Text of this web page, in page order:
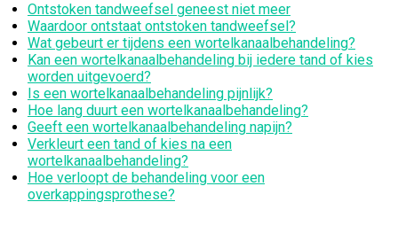
Ontstoken tandweefsel geneest niet meer
Waardoor ontstaat ontstoken tandweefsel?
Wat gebeurt er tijdens een wortelkanaalbehandeling?
Kan een wortelkanaalbehandeling bij iedere tand of kies
worden uitgevoerd?
Is een wortelkanaalbehandeling pijnlijk?
Hoe lang duurt een wortelkanaalbehandeling?
Geeft een wortelkanaalbehandeling napijn?
Verkleurt een tand of kies na een
wortelkanaalbehandeling?
Hoe verloopt de behandeling voor een
overkappingsprothese?